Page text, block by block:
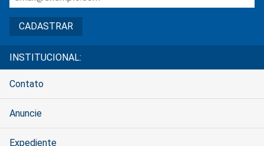
INSTITUCIONAL:
Contato
Anuncie
Expediente